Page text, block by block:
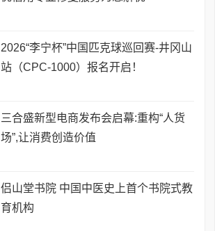
2026“李宁杯”中国匹克球巡回赛-井冈山
站（CPC-1000）报名开启！
三合盛新型电商发布会启幕:重构“人货
场”,让消费创造价值
侣山堂书院 中国中医史上首个书院式教
育机构